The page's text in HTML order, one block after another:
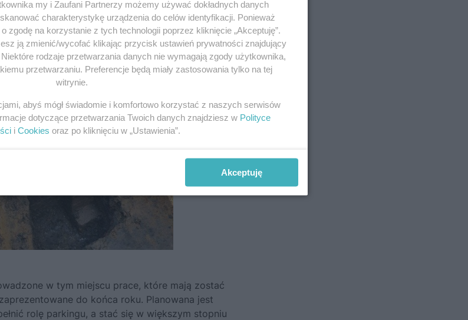
fot.fot. Andrzej Szkocki/mat. prasowe
w tym miejscu prace, które mają zostać
do końca roku. Planowana jest
rolę parkingu, a stać się w większym stopniu
my i Zaufani Partnerzy możemy używać dokładnych danych
charakterystykę urządzenia do celów identyfikacji. Ponieważ
zgodę na korzystanie z tych technologii poprzez kliknięcie „Akceptuję”.
ją zmienić/wycofać klikając przycisk ustawień prywatności znajdujący
Niektóre rodzaje przetwarzania danych nie wymagają zgody użytkownika,
przetwarzaniu. Preferencje będą miały zastosowania tylko na tej
witrynie.
abyś mógł świadomie i komfortowo korzystać z naszych serwisów
dotyczące przetwarzania Twoich danych znajdziesz w Polityce
i Cookies oraz po kliknięciu w „Ustawienia”.
Akceptuję